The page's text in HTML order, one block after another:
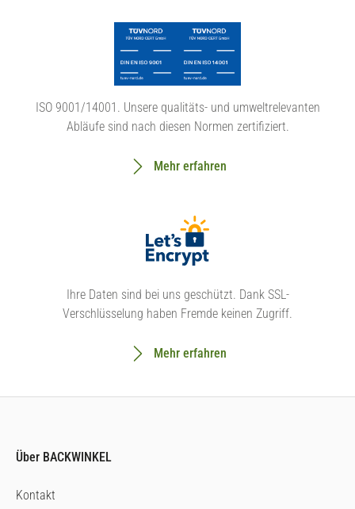
ISO 9001/14001. Unsere qualitäts- und umweltrelevanten
Abläufe sind nach diesen Normen zertifiziert.
Mehr erfahren
Ihre Daten sind bei uns geschützt. Dank SSL-
Verschlüsselung haben Fremde keinen Zugriff.
Mehr erfahren
Über BACKWINKEL
Kontakt